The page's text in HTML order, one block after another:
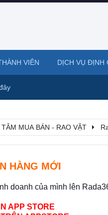
MUA BÁN - RAO VẶT
HÀNG MỚI
doanh của mình lên
APP STORE
VIÊN DỊCH VỤ ĐỊNH